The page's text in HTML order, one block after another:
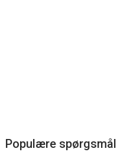
Populære spørgsmål